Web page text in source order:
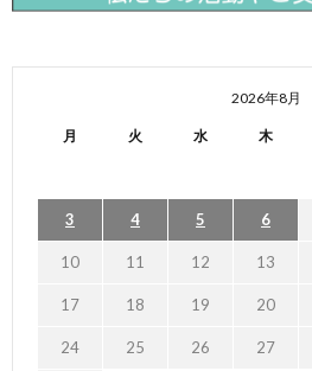
2026年8月
月 火 水 木
3 4 5 6
10 11 12 13
17 18 19 20
24 25 26 27